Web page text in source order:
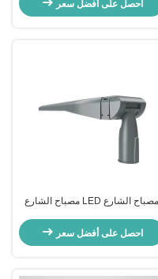
احصل على أفضل سعر
مصباح الشارع LED مصباح الشارع
إضاءة الشارع الدائم والخارجي
احصل على أفضل سعر